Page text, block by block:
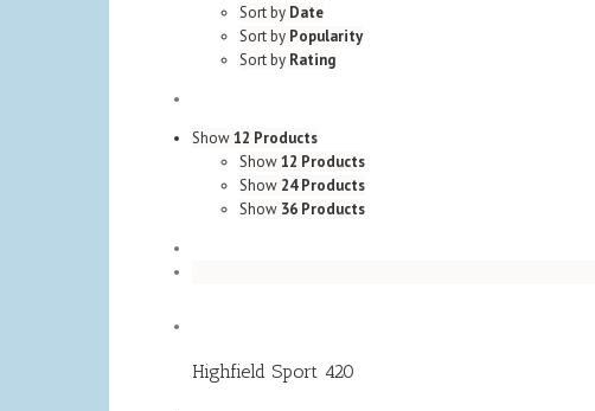
Sort by Date
Sort by Popularity
Sort by Rating
Show12 Products
Show12 Products
Show 24 Products
Show 36 Products
Highfield Sport 420